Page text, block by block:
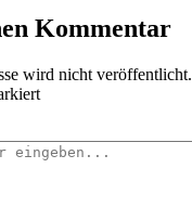
Kommentar
wird nicht veröffentlicht.